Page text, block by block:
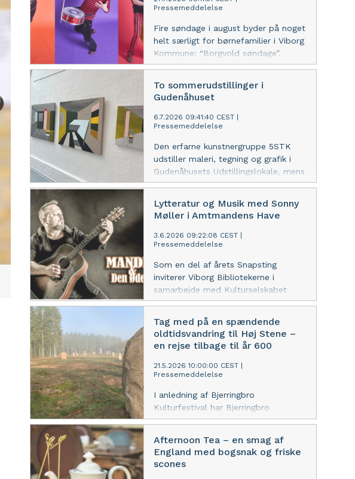
Pressemeddelelse
Fire søndage i august byder på noget
helt særligt for børnefamilier i Viborg
Kommune: “Borgvold søndage”.
Viborg Bibliotekerne inviterer jer til at
grønne omgivelser med grin,
overraskelser og skønne rytmer i
højsædet.
To sommerudstillinger i
Gudenåhuset
6.7.2026 09:41:40 CEST
Pressemeddelelse
Den erfarne kunstnergruppe 5STK
udstiller maleri, tegning og grafik i
Gudenåhusets Udstillingslokale, mens
elever fra Bjerringbro Gymnasiums
kunstneriske resultater i Viften
Lytteratur og Musik med Sonny
Møller i Amtmandens Have
3.6.2026 09:22:08 CEST
Pressemeddelelse
Som en del af årets Snapsting
inviterer Viborg Bibliotekerne i
samarbejde med Kulturselskabet
indenfor i Amtmandens Have fredag
Tag med på en spændende
oldtidsvandring til Høj Stene –
en rejse tilbage til år 600
21.5.2026 10:00:00 CEST
Pressemeddelelse
I anledning af Bjerringbro
Kulturfestival har Bjerringbro
Folkeuniversitet arrangeret en
Gudenåen d. 2. juni kl. 19-21
Afternoon Tea – en smag af
England med bogsnak og friske
scones